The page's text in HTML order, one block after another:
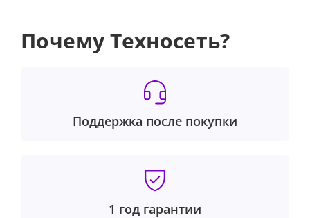
Почему Техносеть?
Поддержка после покупки
1 год гарантии